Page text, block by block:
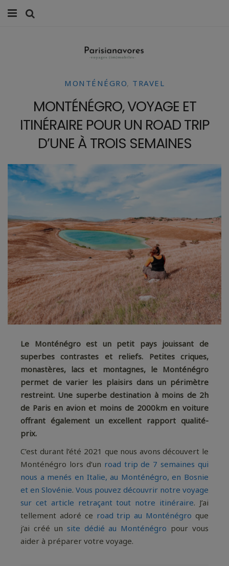
FAMILLE
VOYAGES
WEEK-ENDS
CULTURE
0 ITEMS -0,00
MONTÉNÉGRO, TRAVEL
MONTÉNÉGRO, VOYAGE ET
ITINÉRAIRE POUR UN ROAD TRIP
D’UNE À TROIS SEMAINES
Le Monténégro est un petit pays jouissant de
superbes contrastes et reliefs. Petites criques,
monastères, lacs et montagnes, le Monténégro
permet de varier les plaisirs dans un périmètre
restreint. Une superbe destination à moins de 2h
de Paris en avion et moins de 2000km en voiture
offrant également un excellent rapport qualité-
prix.
C’est durant l’été 2021 que nous avons découvert le
Monténégro lors d’un road trip de 7 semaines qui
nous a menés en Italie, au Monténégro, en Bosnie
et en Slovénie. Vous pouvez découvrir notre voyage
sur cet article retraçant tout notre itinéraire. J’ai
tellement adoré ce road trip au Monténégro que
j’ai créé un site dédié au Monténégro pour vous
aider à préparer votre voyage.